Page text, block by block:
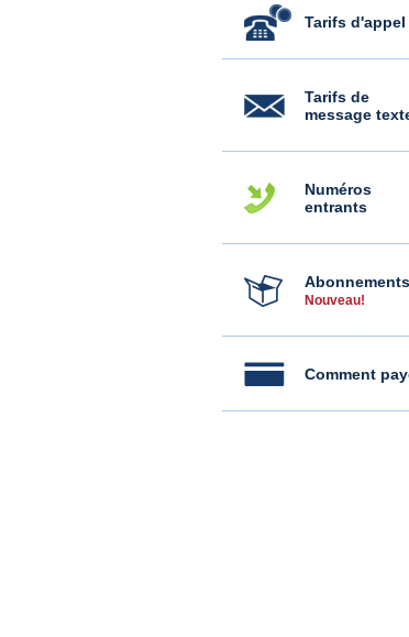
Tarifs d'appel
Tarifs de
message
Numéros
entrants
Abonnements
Nouveau!
Comment